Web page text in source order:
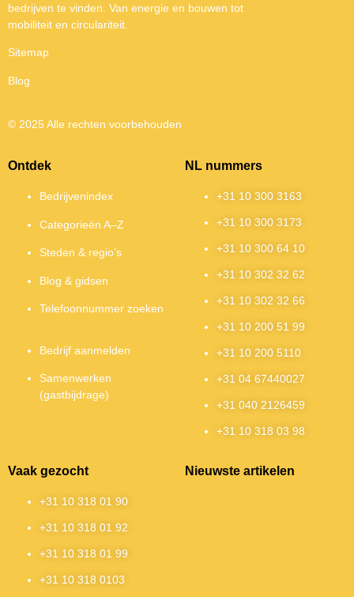
bedrijven te vinden. Van energie en bouwen tot
mobiliteit en circulariteit.
Sitemap
Blog
© 2025 Alle rechten voorbehouden
Ontdek
Bedrijvenindex
Categorieën A–Z
Steden & regio’s
Blog & gidsen
Telefoonnummer zoeken
Bedrijf aanmelden
Samenwerken
(gastbijdrage)
NL nummers
+31 10 300 3163
+31 10 300 3173
+31 10 300 64 10
+31 10 302 32 62
+31 10 302 32 66
+31 10 200 51 99
+31 10 200 5110
+31 04 67440027
+31 040 2126459
+31 10 318 03 98
Vaak gezocht
+31 10 318 01 90
+31 10 318 01 92
+31 10 318 01 99
+31 10 318 0103
Nieuwste artikelen